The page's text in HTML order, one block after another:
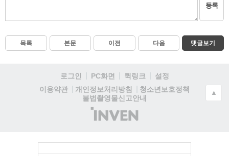
등록
목록 본문 이전 다음 댓글보기
로그인 PC화면 퀵링크
설정
이용약관
개인정보처리방침
청소년보호정책
불법촬영물신고안내
(주)
인
▲